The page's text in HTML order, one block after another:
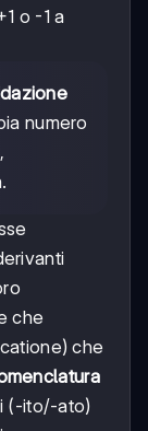
o -1 a
numero
che
che
(-ito/-ato)